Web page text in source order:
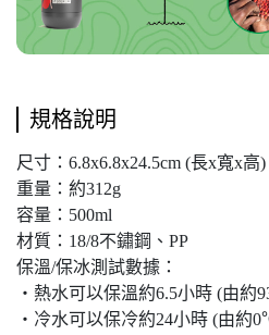
規格說明
尺寸：6.8x6.8x24.5cm (長x寬x高)
重量：約312g
容量：500ml
材質：18/8不鏽鋼、PP
保溫/保冰測試數據：
‧熱水可以保溫約6.5小時 (由
‧冷水可以保冷約24小時 (由約